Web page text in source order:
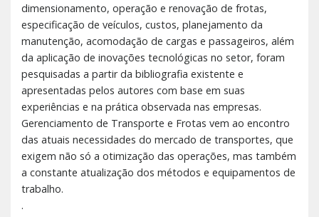
dimensionamento, operação e renovação de frotas,
especificação de veículos, custos, planejamento da
manutenção, acomodação de cargas e passageiros, além
da aplicação de inovações tecnológicas no setor, foram
pesquisadas a partir da bibliografia existente e
apresentadas pelos autores com base em suas
experiências e na prática observada nas empresas.
Gerenciamento de Transporte e Frotas vem ao encontro
das atuais necessidades do mercado de transportes, que
exigem não só a otimização das operações, mas também
a constante atualização dos métodos e equipamentos de
trabalho.
.